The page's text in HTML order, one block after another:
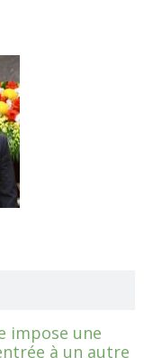
impose une
à un autre